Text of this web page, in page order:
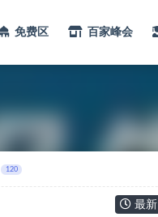
免费区 百家峰会
120
最新